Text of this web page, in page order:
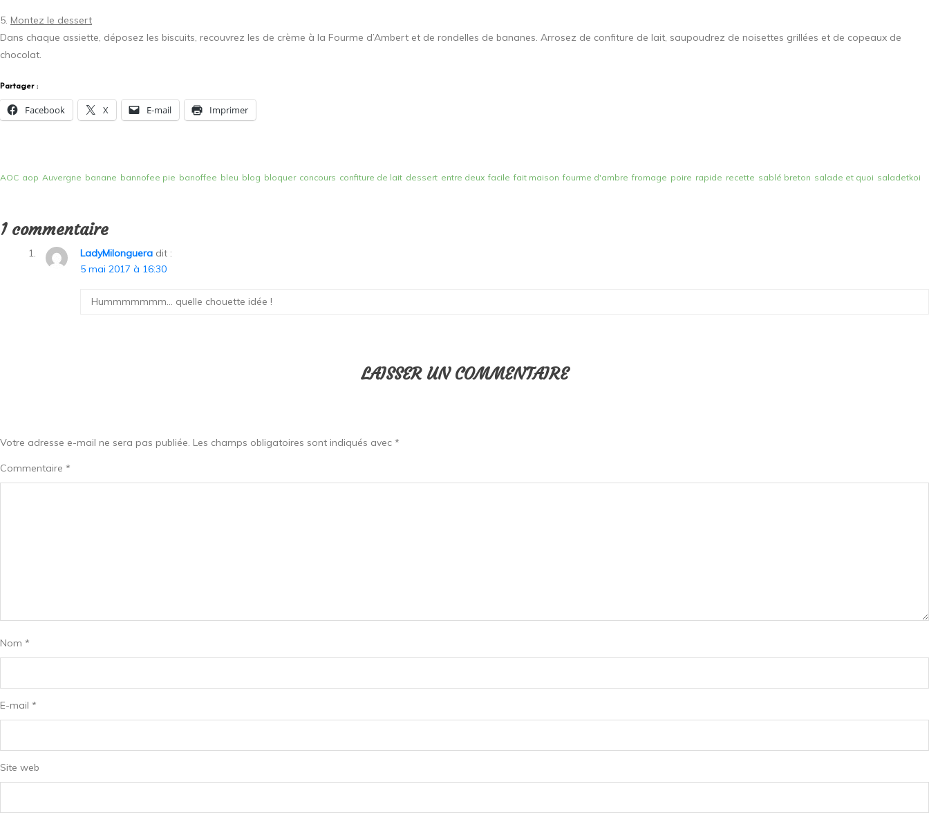
5. Montez le dessert
Dans chaque assiette, déposez les biscuits, recouvrez les de crème à la Fourme d’Ambert et de rondelles de bananes. Arrosez de confiture de lait, saupoudrez de noisettes grillées et de copeaux de
chocolat.
Partager :
Facebook X E-mail Imprimer
AOC aop Auvergne banane bannofee pie banoffee bleu blog bloquer concours confiture de lait dessert entre deux facile fait maison fourme d'ambre fromage poire rapide recette sablé breton salade et quoi saladetkoi
1 commentaire
LadyMilonguera dit :
5 mai 2017 à 16:30
Hummmmmmm… quelle chouette idée !
LAISSER UN COMMENTAIRE
Votre adresse e-mail ne sera pas publiée. Les champs obligatoires sont indiqués avec *
Commentaire *
Nom *
E-mail *
Site web